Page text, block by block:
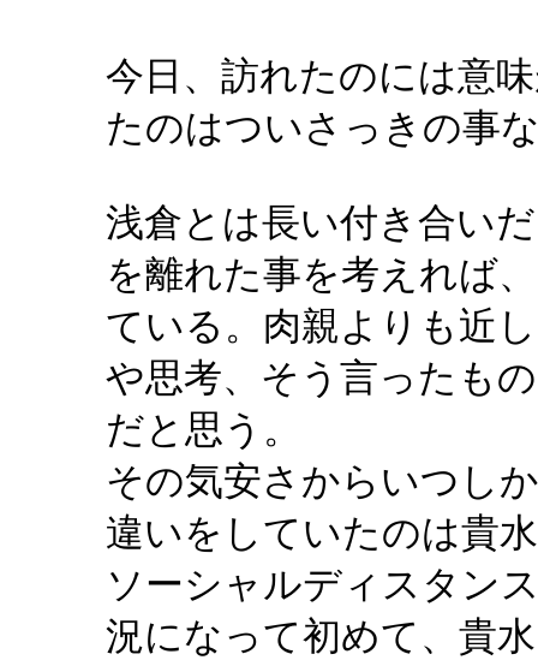
今日、訪れたのには意
たのはついさっきの事
浅倉とは長い付き合い
を離れた事を考えれば
ている。肉親よりも近
や思考、そう言ったも
だと思う。
その気安さからいつし
違いをしていたのは貴
ソーシャルディスタン
況になって初めて、貴